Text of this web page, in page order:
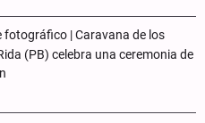
fotográfico | Caravana de los
(PB) celebra una ceremonia de